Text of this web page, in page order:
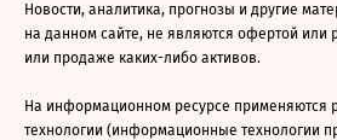
Новости, аналитика, прогнозы и другие
на данном сайте, не являются офертой или
или продаже каких-либо активов.
На информационном ресурсе применяются
технологии (информационные технологии